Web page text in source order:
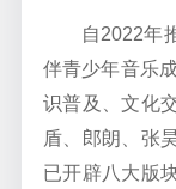
自2022年
伴青少年音乐
识普及、文化
盾 、郎朗、张
已开辟 八 大版